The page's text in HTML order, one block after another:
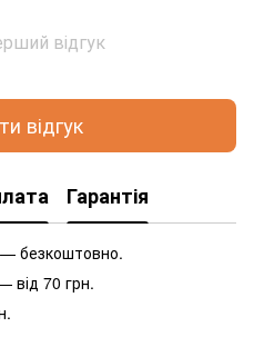
відгук
відгук
Гарантія
— безкоштовно.
від 70 грн.